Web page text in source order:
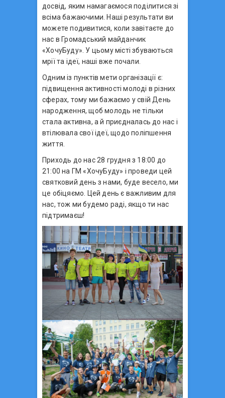
досвід, яким намагаємося поділитися зі
всіма бажаючими. Наші результати ви
можете подивитися, коли завітаєте до
нас в Громадський майданчик
«ХочуБуду». У цьому місті збуваються
мрії та ідеї, наші вже почали.
Одним із пунктів мети організації є:
підвищення активності молоді в різних
сферах, тому ми бажаємо у свій День
народження, щоб молодь не тільки
стала активна, а й приєдналась до нас і
втілювала свої ідеї, щодо поліпшення
життя.
Приходь до нас 28 грудня з 18:00 до
21:00 на ГМ «ХочуБуду» і проведи цей
святковий день з нами, буде весело, ми
це обіцяємо. Цей день є важливим для
нас, тож ми будемо раді, якщо ти нас
підтримаєш!